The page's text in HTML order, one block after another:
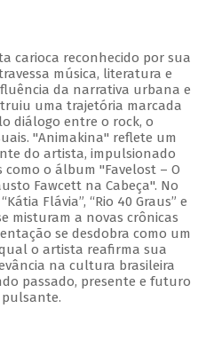
carioca reconhecido por sua
música, literatura e
da narrativa urbana e
uma trajetória marcada
diálogo entre o rock, o
"Animakina" reflete um
do artista, impulsionado
o álbum "Favelost – O
Fawcett na Cabeça". No
Flávia”, “Rio 40 Graus” e
misturam a novas crônicas
se desdobra como um
o artista reafirma sua
na cultura brasileira
passado, presente e futuro